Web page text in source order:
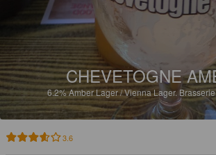
CHEVETOGNE
6.2%Amber Lager / Vienna Lager.
3.6